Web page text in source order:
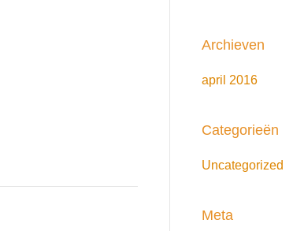
Archieven
april 2016
Categorieën
Uncategorized
Meta